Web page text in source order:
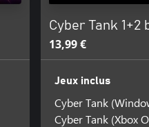
Cyber Tank 1+2
13,99 €
Jeux inclus
Cyber Tank
Cyber Tank (Xbox